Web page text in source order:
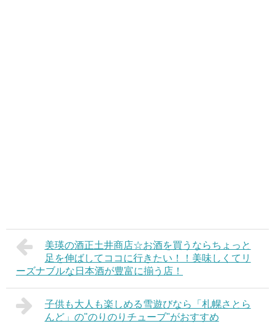
美瑛の酒正土井商店☆お酒を買うならちょっと
足を伸ばしてココに行きたい！！美味しくてリ
ーズナブルな日本酒が豊富に揃う店！
子供も大人も楽しめる雪遊びなら「札幌さとら
んど」の"のりのりチューブ"がおすすめ